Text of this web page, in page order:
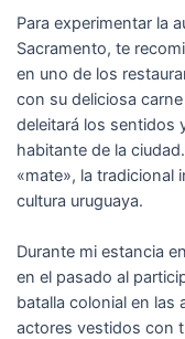
Para experimentar la
Sacramento, te
en uno de los
con su deliciosa
deleitará los sentidos
habitante de la
«mate», la tradicional
cultura uruguaya.
Durante mi estancia
en el pasado al
batalla colonial en las
actores vestidos con